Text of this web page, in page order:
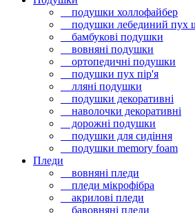
подушки холлофайбер
подушки лебединий пух
бамбукові подушки
вовняні подушки
ортопедичні подушки
подушки пух пір'я
лляні подушки
подушки декоративні
наволочки декоративні
дорожні подушки
подушки для сидіння
подушки memory foam
Пледи
вовняні пледи
пледи мікрофібра
акрилові пледи
бавовняні пледи